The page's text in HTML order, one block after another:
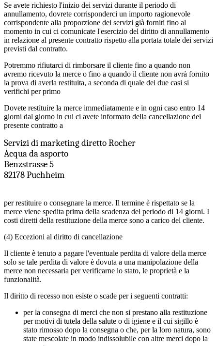
Se avete richiesto l'inizio dei servizi durante il periodo di
annullamento, dovrete corrisponderci un importo ragionevole
corrispondente alla proporzione dei servizi già forniti fino al
momento in cui ci comunicate l'esercizio del diritto di annullamento
in relazione al presente contratto rispetto alla portata totale dei servizi
previsti dal contratto.
Potremmo rifiutarci di rimborsare il cliente fino a quando non
avremo ricevuto la merce o fino a quando il cliente non avrà fornito
la prova di averla restituita, a seconda di quale dei due casi si
verifichi per primo
Dovete restituire la merce immediatamente e in ogni caso entro 14
giorni dal giorno in cui ci avete informato della cancellazione del
presente contratto a
Servizi di marketing diretto Rocher
Acqua da asporto
Benzstrasse 5
82178 Puchheim
per restituire o consegnare la merce. Il termine è rispettato se la
merce viene spedita prima della scadenza del periodo di 14 giorni. I
costi diretti della restituzione della merce sono a carico del cliente.
(4) Eccezioni al diritto di cancellazione
Il cliente è tenuto a pagare l'eventuale perdita di valore della merce
solo se tale perdita di valore è dovuta a una manipolazione della
merce non necessaria per verificarne lo stato, le proprietà e la
funzionalità.
Il diritto di recesso non esiste o scade per i seguenti contratti:
per la consegna di merci che non si prestano alla restituzione
per motivi di tutela della salute o di igiene e il cui sigillo è
stato rimosso dopo la consegna o che, per la loro natura, sono
state mescolate in modo indissolubile con altre merci dopo la